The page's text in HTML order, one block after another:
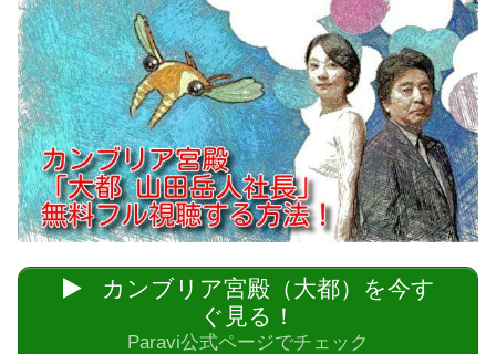
カンブリア宮殿（大都）を今す
ぐ見る！
Paravi公式ページでチェック